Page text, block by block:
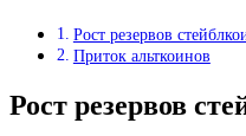
Рост резервов
Приток альткоинов
Рост резервов